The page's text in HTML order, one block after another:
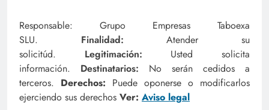
Responsable: Grupo Empresas Taboexa
SLU. Finalidad:Atender su
solicitúd. Legitimación: Usted solicita
información. Destinatarios: No serán cedidos a
terceros. Derechos: Puede oponerse o modificarlos
ejerciendo sus derechos Ver: Aviso legal